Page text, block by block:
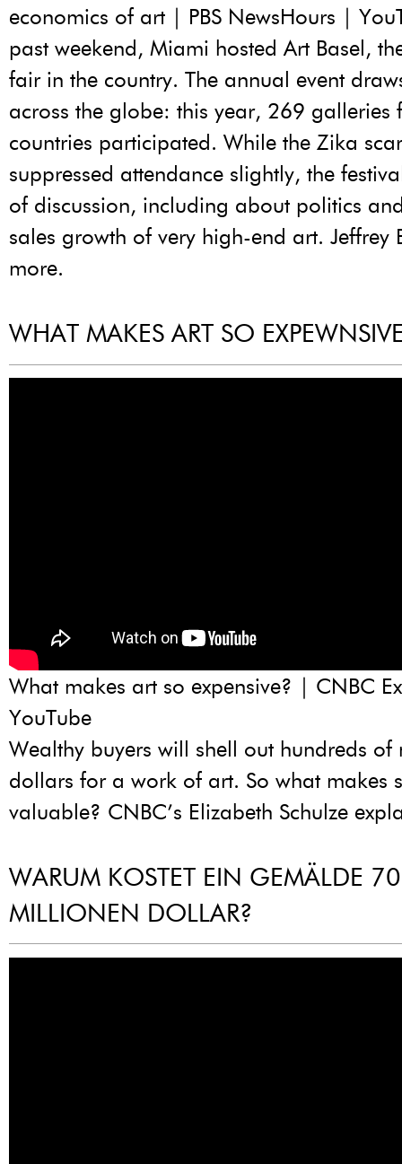
economics of art | PBS NewsHours |
past weekend, Miami hosted Art Basel,
fair in the country. The annual event
across the globe: this year, 269 galleries
countries participated. While the Zika
suppressed attendance slightly, the
of discussion, including about politics
sales growth of very high-end art. Jeffrey
more.
WHAT MAKES ART SO
What makes art so expensive? | CNBC
YouTube
Wealthy buyers will shell out hundreds
dollars for a work of art. So what makes
valuable? CNBC’s Elizabeth Schulze
WARUM KOSTET EIN GEMÄLDE 70
MILLIONEN DOLLAR?